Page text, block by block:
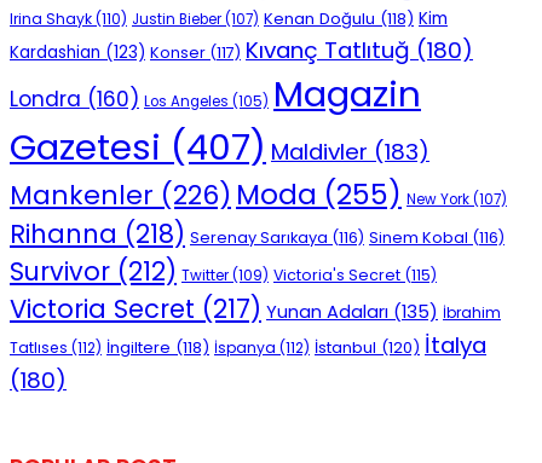
Irina Shayk(110) Justin Bieber(107) Kenan Doğulu (118) Kim
Kardashian (123) Konser (117) Kıvanç Tatlıtuğ(180)
Londra (160) Los Angeles (105) Magazin
Gazetesi (407) Maldivler(183)
Mankenler (226) Moda (255) New York(107)
Rihanna (218) Serenay Sarıkaya (116) Sinem Kobal (116)
Survivor (212) Twitter(109) Victoria's Secret (115)
Victoria Secret (217) Yunan Adaları (135) İbrahim
Tatlıses (112) İngiltere (118) İspanya (112) İstanbul (120) İtalya
(180)